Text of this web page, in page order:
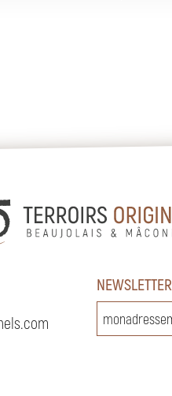
NEWSLETTER